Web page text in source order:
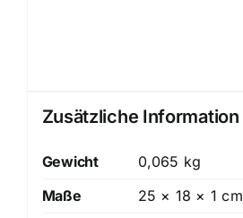
Zusätzliche Information
Gewicht
0,065 kg
Maße
25 × 18 × 1 cm